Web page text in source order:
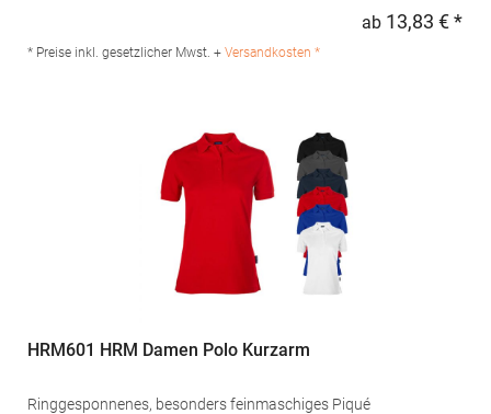
EtikettPfegehinweis: 40 °C waschbarTrockner geeignetBügeln
erlaubtGrammatur: 180 g/m²Materialzusammensetzung: 100%
ab 13,83 € *
* Preise inkl. gesetzlicher Mwst. + Versandkosten *
HRM601 HRM Damen Polo Kurzarm
Ringgesponnenes, besonders feinmaschiges Piqué